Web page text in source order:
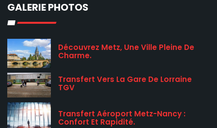
GALERIE PHOTOS
Découvrez Metz, Une Ville Pleine De
Charme.
Transfert Vers La Gare De Lorraine
TGV
Transfert Aéroport Metz-Nancy :
Confort Et Rapidité.